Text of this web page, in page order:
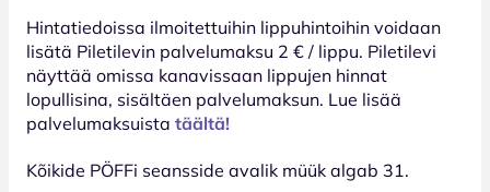
Hinta­tiedoissa ilmoitettuihin lippuhintoihin voidaan
lisätä Piletilevin palvelumaksu 2 € / lippu. Piletilevi
näyttää omissa kanavissaan lippujen hinnat
lopullisina, sisältäen palvelumaksun. Lue lisää
palvelumaksuista täältä!
Kõikide PÖFFi seansside avalik müük algab 31.